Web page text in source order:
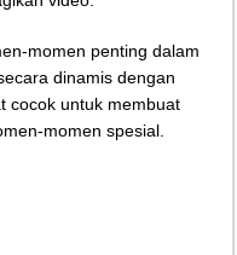
momen penting dalam
dinamis dengan
cocok untuk membuat
momen spesial.